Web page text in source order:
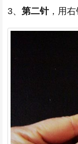
3、 第二针，用右